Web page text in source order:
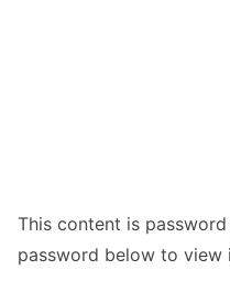
This content is
password below to view